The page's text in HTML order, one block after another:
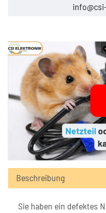
Beschreibung
Sie haben ein defektes